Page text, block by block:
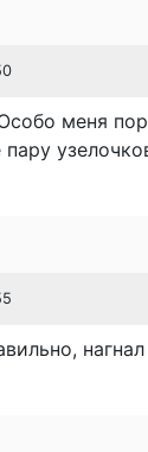
меня